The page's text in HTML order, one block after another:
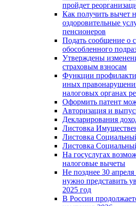
пройдет
Как получить вычет
оздоровительные
пенсионеров
Подать сообщение о
обособленного
Утверждены
страховым взносам
Функции
иных
налоговых органах
Оформить патент
Авторизация и
Декларирования
Листовка
Листовка
Листовка
На госуслугах
налоговые вычеты
Не позднее 30
нужно представить
2025 год
В России